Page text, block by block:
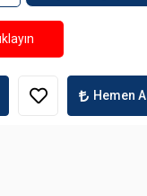
Hemen Al